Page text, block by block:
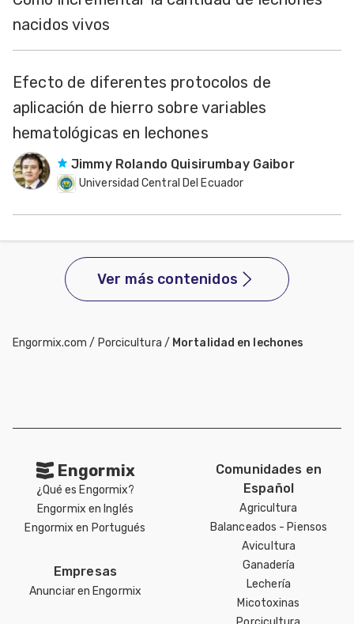
nacidos vivos
Efecto de diferentes protocolos de
aplicación de hierro sobre variables
hematológicas en lechones
Jimmy Rolando Quisirumbay Gaibor
Universidad Central Del Ecuador
Ver más contenidos
Engormix.com / Porcicultura / Mortalidad en lechones
Engormix
¿Qué es Engormix?
Engormix en Inglés
Engormix en Portugués
Empresas
Anunciar en Engormix
Comunidades en
Español
Agricultura
Balanceados - Piensos
Avicultura
Ganadería
Lechería
Micotoxinas